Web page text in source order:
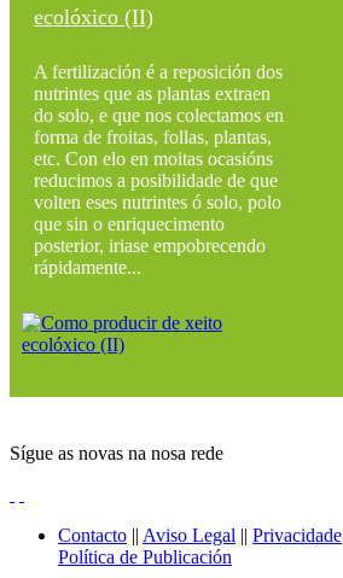
ecolóxico (II)
A fertilización é a reposición dos
nutrintes que as plantas extraen
do solo, e que nos colectamos en
forma de froitas, follas, plantas,
etc. Con elo en moitas ocasións
reducimos a posibilidade de que
volten eses nutrintes ó solo, polo
que sin o enriquecimento
posterior, iriase empobrecendo
rápidamente...
Sígue as novas na nosa rede
Contacto || Aviso Legal || Privacidade
Política de Publicación